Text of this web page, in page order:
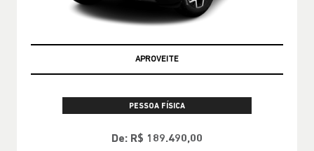
Garantia de fábrica preservada
Agende já!
Essa oferta acaba em